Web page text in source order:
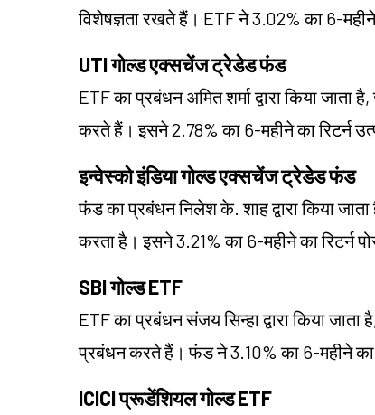
विशेषज्ञता रखते हैं। ETF ने 3.02% का 6-
UTI गोल्ड एक्सचेंज ट्रेडेड फंड
ETF का प्रबंधन अमित शर्मा द्वारा किया
करते हैं। इसने 2.78% का 6-महीने का रिटर्न
इन्वेस्को इंडिया गोल्ड एक्सचेंज ट्रेडेड फंड
फंड का प्रबंधन निलेश के. शाह द्वारा किया
करता है। इसने 3.21% का 6-महीने का रिटर्न
SBI गोल्ड ETF
ETF का प्रबंधन संजय सिन्हा द्वारा किया
प्रबंधन करते हैं। फंड ने 3.10% का 6-महीने का
ICICI प्रूडेंशियल गोल्ड ETF